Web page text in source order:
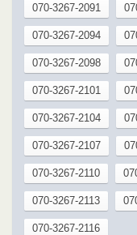
070-3267-2091
070-3267-2094
070-3267-2098
070-3267-2101
070-3267-2104
070-3267-2107
070-3267-2110
070-3267-2113
070-3267-2116